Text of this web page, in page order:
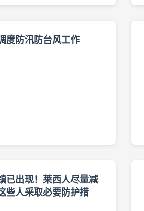
度防汛防台风工作
已出现！莱西人尽量减
些人采取必要防护措